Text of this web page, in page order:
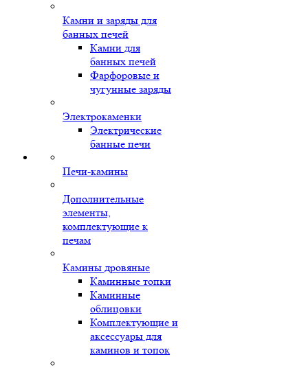
Камни и заряды для
банных печей
Камни для
банных печей
Фарфоровые и
чугунные заряды
Электрокаменки
Электрические
банные печи
Печи-камины
Дополнительные
элементы,
комплектующие к
печам
Камины дровяные
Каминные топки
Каминные
облицовки
Комплектующие и
аксессуары для
каминов и топок